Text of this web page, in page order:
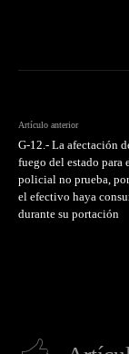
Artículo anterior
G-12.- La afectación
fuego del estado para
policial no prueba,
el efectivo haya
durante su portación